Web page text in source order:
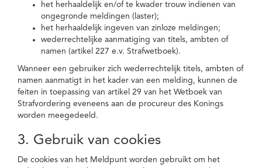
het herhaaldelijk en/of te kwader trouw indienen van
ongegronde meldingen (laster);
het herhaaldelijk ingeven van zinloze meldingen;
wederrechtelijke aanmatiging van titels, ambten of
namen (artikel 227 e.v. Strafwetboek).
Wanneer een gebruiker zich wederrechtelijk titels, ambten of
namen aanmatigt in het kader van een melding, kunnen de
feiten in toepassing van artikel 29 van het Wetboek van
Strafvordering eveneens aan de procureur des Konings
worden meegedeeld.
3. Gebruik van cookies
De cookies van het Meldpunt worden gebruikt om het